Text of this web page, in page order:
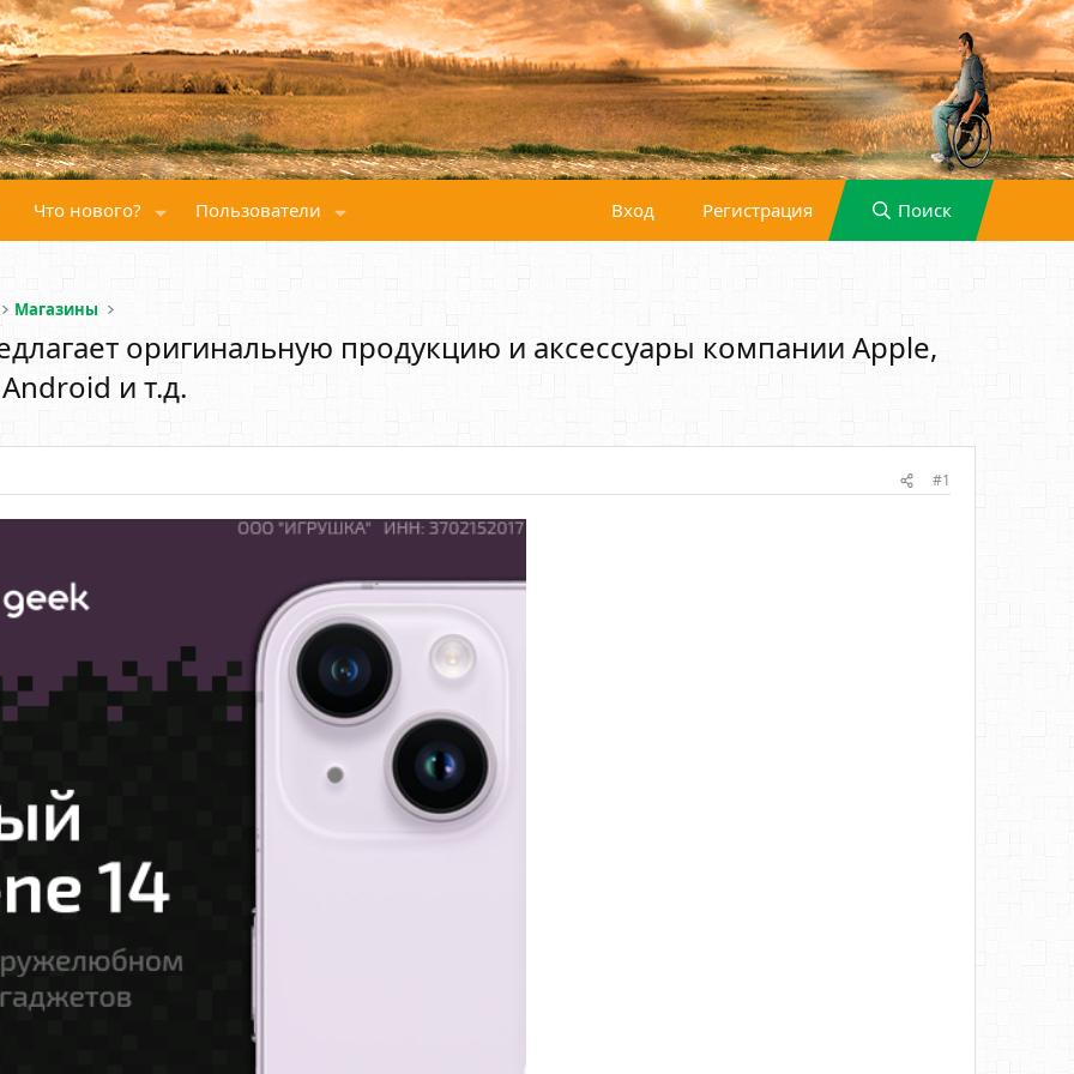
Что нового? Пользователи Вход Регистрация Поиск
Магазины
оригинальную продукцию и аксессуары компании Apple,
и т.д.
#1